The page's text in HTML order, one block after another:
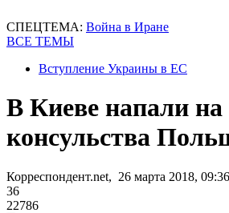
СПЕЦТЕМА: Война в Иране
ВСЕ ТЕМЫ
Вступление Украины в ЕС
В Киеве напали на
консульства
Корреспондент.net, 26 марта 2018, 09:36
36
22786